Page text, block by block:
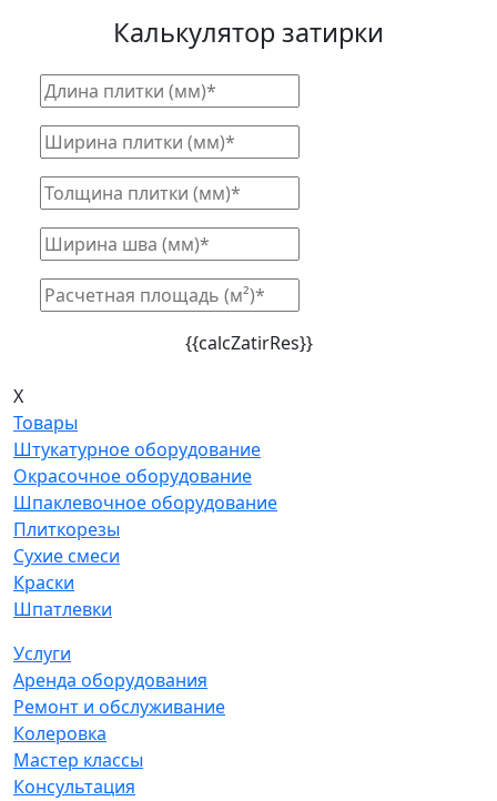
Калькулятор затирки
{{calcZatirRes}}
X
Товары
Штукатурное оборудование
Окрасочное оборудование
Шпаклевочное оборудование
Плиткорезы
Сухие смеси
Краски
Шпатлевки
Услуги
Аренда оборудования
Ремонт и обслуживание
Колеровка
Мастер классы
Консультация